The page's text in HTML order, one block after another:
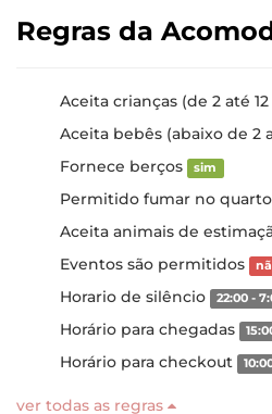
Regras da
Aceita crianças (de 2 até 12
Aceita bebês (abaixo de 2
Fornece berços sim
Permitido fumar no quarto
Aceita animais de
Eventos são permitidos
Horario de silêncio 22:00 -
Horário para chegadas
Horário para checkout
ver todas as regras